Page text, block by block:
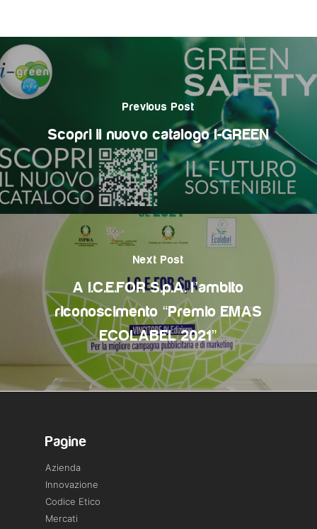
Previous Post
Scopri il nuovo catalogo I-GREEN
Next Post
A I.C.E.FOR S.p.A. l’ambito
riconoscimento “Premio EMAS
ECOLABEL 2021”
Pagine
Azienda
Innovazione
Codice Etico
Mercati